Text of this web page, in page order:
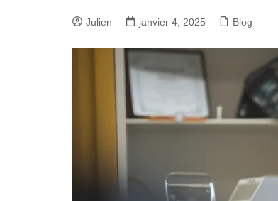
Julien janvier 4, 2025 Blog